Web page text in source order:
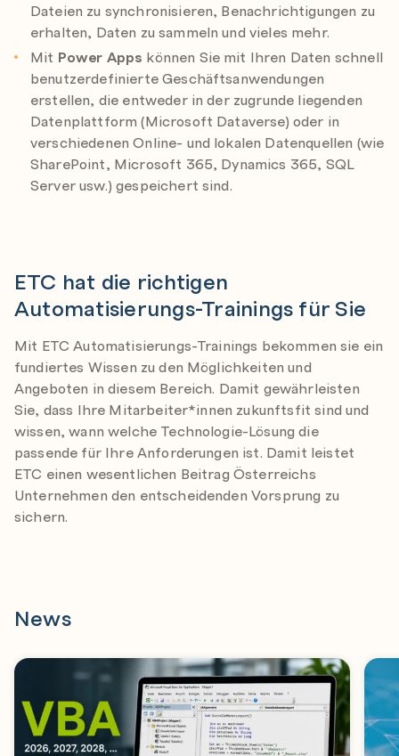
Dateien zu synchronisieren, Benachrichtigungen zu
erhalten, Daten zu sammeln und vieles mehr.
Mit Power Apps können Sie mit Ihren Daten schnell
benutzerdefinierte Geschäftsanwendungen
erstellen, die entweder in der zugrunde liegenden
Datenplattform (Microsoft Dataverse) oder in
verschiedenen Online- und lokalen Datenquellen (wie
SharePoint, Microsoft 365, Dynamics 365, SQL
Server usw.) gespeichert sind.
ETC hat die richtigen
Automatisierungs-Trainings für Sie
Mit ETCAutomatisierungs-Trainings bekommen sie ein
fundiertes Wissen zu den Möglichkeiten und
Angeboten in diesem Bereich. Damit gewährleisten
Sie, dass Ihre Mitarbeiter*innen zukunftsfit sind und
wissen, wann welche Technologie-Lösung die
passende für Ihre Anforderungen ist. Damit leistet
ETC einen wesentlichen Beitrag Österreichs
Unternehmen den entscheidenden Vorsprung zu
sichern.
News